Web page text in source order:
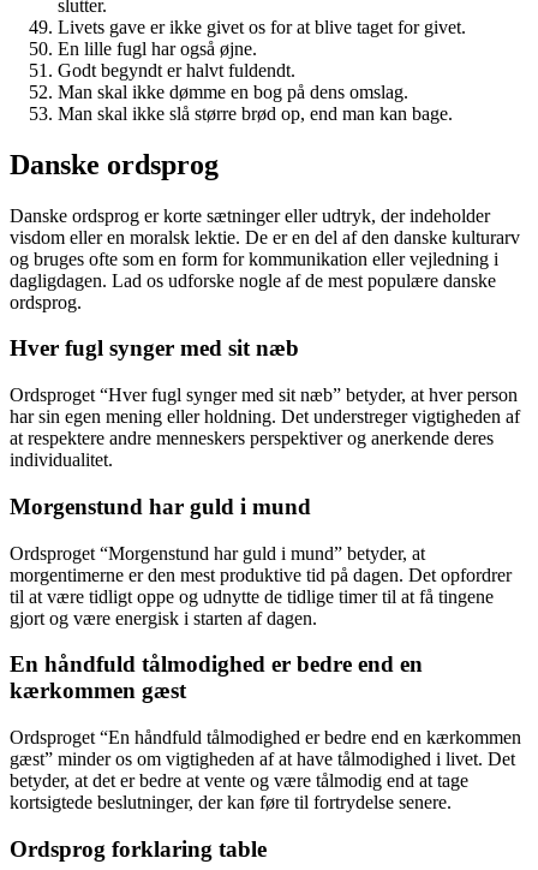
slutter.
Livets gave er ikke givet os for at blive taget for givet.
En lille fugl har også øjne.
Godt begyndt er halvt fuldendt.
Man skal ikke dømme en bog på dens omslag.
Man skal ikke slå større brød op, end man kan bage.
Danske ordsprog
Danske ordsprog er korte sætninger eller udtryk, der indeholder
visdom eller en moralsk lektie. De er en del af den danske kulturarv
og bruges ofte som en form for kommunikation eller vejledning i
dagligdagen. Lad os udforske nogle af de mest populære danske
ordsprog.
Hver fugl synger med sit næb
Ordsproget “Hver fugl synger med sit næb” betyder, at hver person
har sin egen mening eller holdning. Det understreger vigtigheden af
at respektere andre menneskers perspektiver og anerkende deres
individualitet.
Morgenstund har guld i mund
Ordsproget “Morgenstund har guld i mund” betyder, at
morgentimerne er den mest produktive tid på dagen. Det opfordrer
til at være tidligt oppe og udnytte de tidlige timer til at få tingene
gjort og være energisk i starten af dagen.
En håndfuld tålmodighed er bedre end en
kærkommen gæst
Ordsproget “En håndfuld tålmodighed er bedre end en kærkommen
gæst” minder os om vigtigheden af at have tålmodighed i livet. Det
betyder, at det er bedre at vente og være tålmodig end at tage
kortsigtede beslutninger, der kan føre til fortrydelse senere.
Ordsprog forklaring table